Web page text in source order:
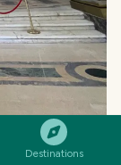
Destinations